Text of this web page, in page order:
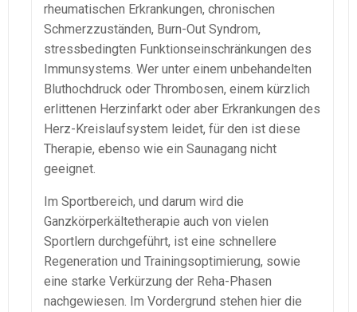
rheumatischen Erkrankungen, chronischen
Schmerzzuständen, Burn-Out Syndrom,
stressbedingten Funktionseinschränkungen des
Immunsystems. Wer unter einem unbehandelten
Bluthochdruck oder Thrombosen, einem kürzlich
erlittenen Herzinfarkt oder aber Erkrankungen des
Herz-Kreislaufsystem leidet, für den ist diese
Therapie, ebenso wie ein Saunagang nicht
geeignet.
Im Sportbereich, und darum wird die
Ganzkörperkältetherapie auch von vielen
Sportlern durchgeführt, ist eine schnellere
Regeneration und Trainingsoptimierung, sowie
eine starke Verkürzung der Reha-Phasen
nachgewiesen. Im Vordergrund stehen hier die